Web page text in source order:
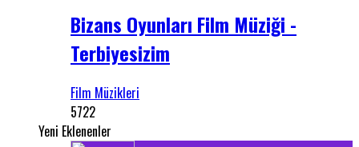
Bizans Oyunları Film Müziği -
Terbiyesizim
Film Müzikleri
5722
Yeni Eklenenler